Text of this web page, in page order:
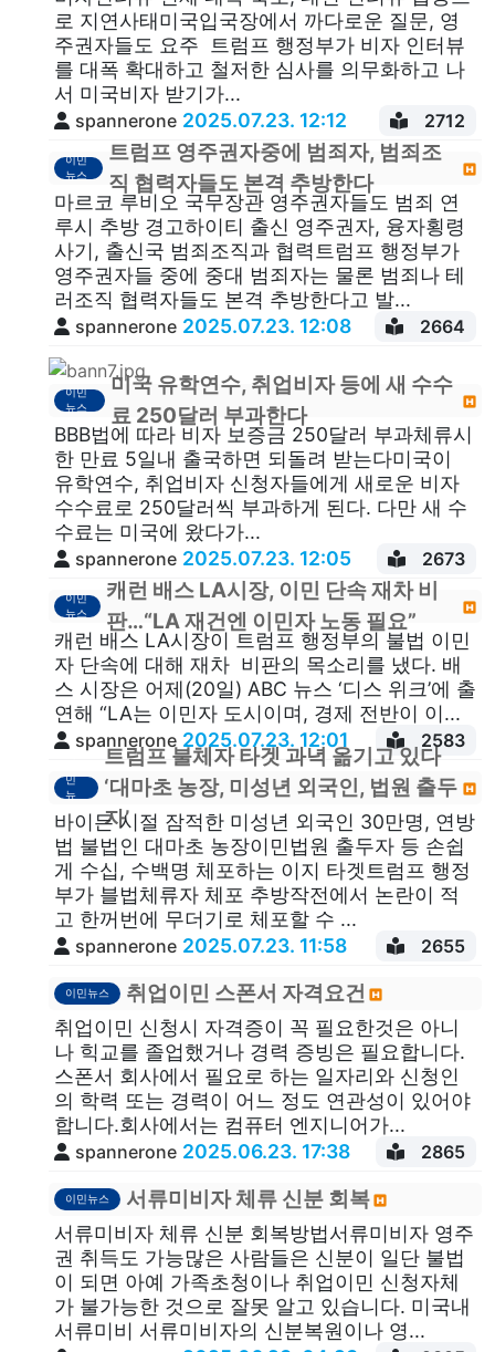
로 지연사태미국입국장에서 까다로운 질문, 영
주권자들도 요주 트럼프 행정부가 비자 인터뷰
를 대폭 확대하고 철저한 심사를 의무화하고 나
서 미국비자 받기가...
spannerone 2025.07.23. 12:12 2712
이민
뉴스
트럼프 영주권자중에 범죄자, 범죄조
직 협력자들도 본격 추방한다
마르코 루비오 국무장관 영주권자들도 범죄 연
루시 추방 경고하이티 출신 영주권자, 융자횡령
사기, 출신국 범죄조직과 협력트럼프 행정부가
영주권자들 중에 중대 범죄자는 물론 범죄나 테
러조직 협력자들도 본격 추방한다고 발...
spannerone 2025.07.23. 12:08 2664
이민
뉴스
미국 유학연수, 취업비자 등에 새 수수
료 250달러 부과한다
BBB법에 따라 비자 보증금 250달러 부과체류시
한 만료 5일내 출국하면 되돌려 받는다미국이
유학연수, 취업비자 신청자들에게 새로운 비자
수수료로 250달러씩 부과하게 된다. 다만 새 수
수료는 미국에 왔다가...
spannerone 2025.07.23. 12:05 2673
이민
뉴스
캐런 배스 LA시장, 이민 단속 재차 비
판…“LA 재건엔 이민자 노동 필요”
캐런 배스 LA시장이 트럼프 행정부의 불법 이민
자 단속에 대해 재차 비판의 목소리를 냈다. 배
스 시장은 어제(20일) ABC 뉴스 ‘디스 위크’에 출
연해 “LA는 이민자 도시이며, 경제 전반이 이...
spannerone 2025.07.23. 12:01 2583
민
뉴
스
트럼프 불체자 타겟 과녁 옮기고 있다
‘대마초 농장, 미성년 외국인, 법원 출두
자’
바이든 시절 잠적한 미성년 외국인 30만명, 연방
법 불법인 대마초 농장이민법원 출두자 등 손쉽
게 수십, 수백명 체포하는 이지 타겟트럼프 행정
부가 블법체류자 체포 추방작전에서 논란이 적
고 한꺼번에 무더기로 체포할 수 ...
spannerone 2025.07.23. 11:58 2655
이민뉴스 취업이민 스폰서 자격요건
취업이민 신청시 자격증이 꼭 필요한것은 아니
나 힉교를 졸업했거나 경력 증빙은 필요합니다.
스폰서 회사에서 필요로 하는 일자리와 신청인
의 학력 또는 경력이 어느 정도 연관성이 있어야
합니다.회사에서는 컴퓨터 엔지니어가...
spannerone 2025.06.23. 17:38 2865
이민뉴스 서류미비자 체류 신분 회복
서류미비자 체류 신분 회복방법서류미비자 영주
권 취득도 가능많은 사람들은 신분이 일단 불법
이 되면 아예 가족초청이나 취업이민 신청자체
가 불가능한 것으로 잘못 알고 있습니다. 미국내
서류미비 서류미비자의 신분복원이나 영...